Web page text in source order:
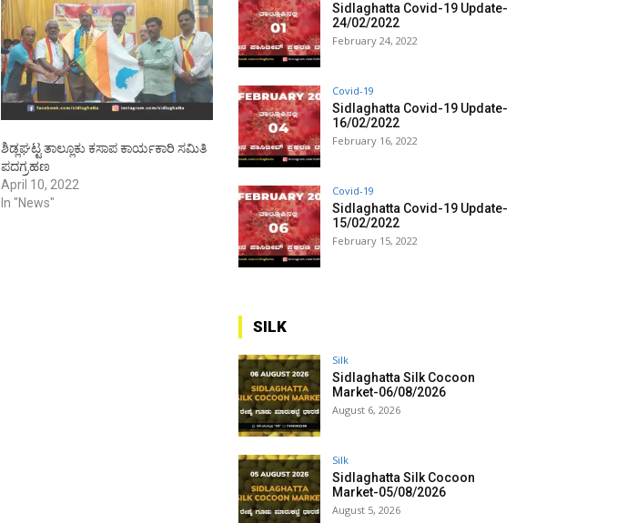
ಶಿಡ್ಲಘಟ್ಟ ತಾಲ್ಲೂಕು ಕಸಾಪ ಕಾರ್ಯಕಾರಿ ಸಮಿತಿ
ಪದಗ್ರಹಣ
April 10, 2022
In "News"
Sidlaghatta Covid-19 Update-
24/02/2022
February 24, 2022
Covid-19
Sidlaghatta Covid-19 Update-
16/02/2022
February 16, 2022
Covid-19
Sidlaghatta Covid-19 Update-
15/02/2022
February 15, 2022
SILK
Silk
Sidlaghatta Silk Cocoon
Market-06/08/2026
August 6, 2026
Silk
Sidlaghatta Silk Cocoon
Market-05/08/2026
August 5, 2026